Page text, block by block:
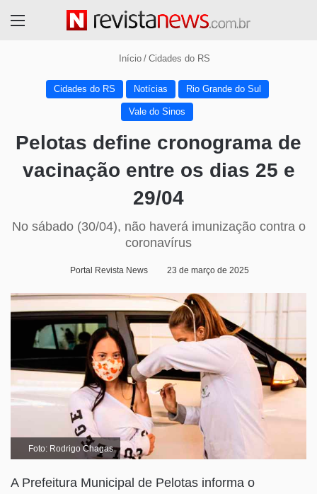
Início / Cidades do RS
Cidades do RS Notícias Rio Grande do Sul
Vale do Sinos
Pelotas define cronograma de
vacinação entre os dias 25 e
29/04
No sábado (30/04), não haverá imunização contra o
coronavírus
Portal Revista News 23 de março de 2025
Foto: Rodrigo Chagas
A Prefeitura Municipal de Pelotas informa o